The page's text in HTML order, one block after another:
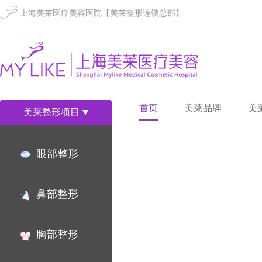
上海美莱医疗美容医院【美莱整形连锁总部】
美莱整形项目
眼部整形
鼻部整形
胸部整形
首页 美莱品牌 美